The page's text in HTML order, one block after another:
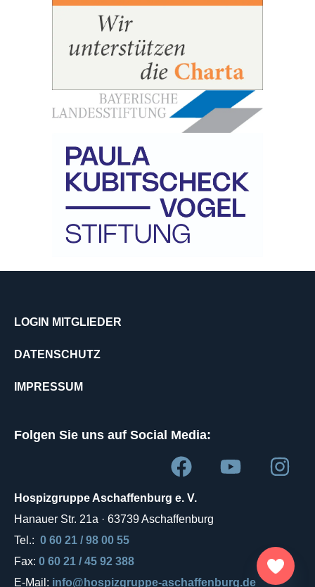
Hospizgruppe Aschaffenburg e. V.
Hanauer Str. 21a · 63739 Aschaffenburg
Tel.: 0 60 21 / 98 00 55
Fax: 0 60 21 / 45 92 388
E-Mail: info@hospizgruppe-aschaffenburg.de
LOGIN MITGLIEDER
DATENSCHUTZ
IMPRESSUM
Folgen Sie uns auf Social Media: